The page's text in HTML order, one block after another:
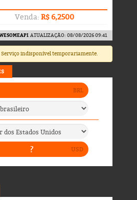
Venda: R$ 6,2500
. ATUALIZAÇÃO: 08/08/2026 09:41
Serviço indisponível temporariamente.